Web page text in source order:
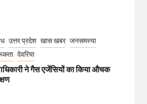
उत्तर प्रदेश खास खबर जनसमस्या
देवरिया
ने गैस एजेंसियों का किया औचक